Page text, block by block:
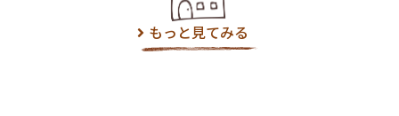
もっと見てみる